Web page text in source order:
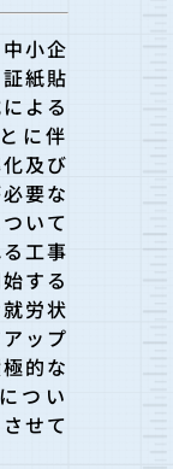
小企
紙貼
よる
に伴
及び
要な
いて
工事
する
労状
ップ
的な
つい
せて